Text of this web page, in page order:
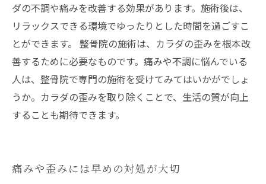
ダの不調や痛みを改善する効果があります。施術後は、
リラックスできる環境でゆったりとした時間を過ごすこ
とができます。 整骨院の施術は、カラダの歪みを根本改
善するために必要なものです。痛みや不調に悩んでいる
人は、整骨院で専門の施術を受けてみてはいかがでしょ
うか。カラダの歪みを取り除くことで、生活の質が向上
することも期待できます。
痛みや歪みには早めの対処が大切